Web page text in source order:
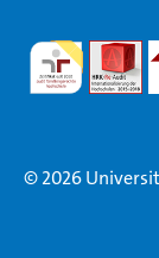
© 2026